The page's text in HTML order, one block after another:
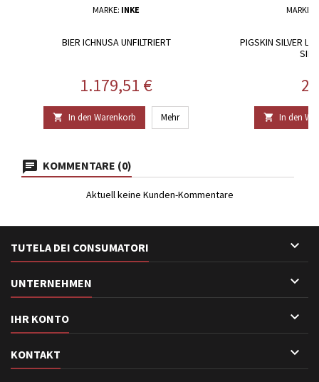
MARKE: INKE
BIER ICHNUSA UNFILTRIERT
Preis
1.179,51 €
 In den Warenkorb Mehr
MARKE:
PIGSKIN SILVER
 In den
KOMMENTARE (0)
Aktuell keine Kunden-Kommentare
TUTELA DEI CONSUMATORI 
UNTERNEHMEN 
IHR KONTO 
KONTAKT 